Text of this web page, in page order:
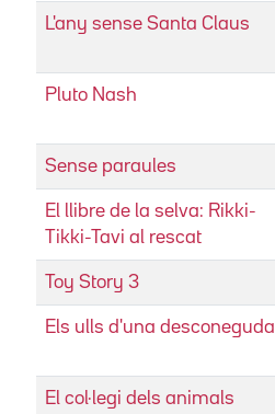
L'any sense Santa Claus
Pluto Nash
Sense paraules
El llibre de la selva: Rikki-
Tikki-Tavi al rescat
Toy Story 3
Els ulls d'una desconeguda
El col·legi dels animals